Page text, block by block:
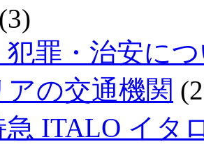
(3)
犯罪・治安に
アの交通機関
急 ITALO イタ